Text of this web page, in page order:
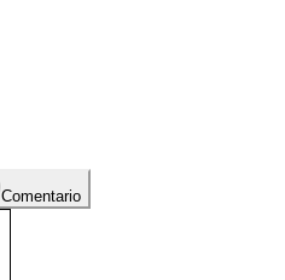
Comentario